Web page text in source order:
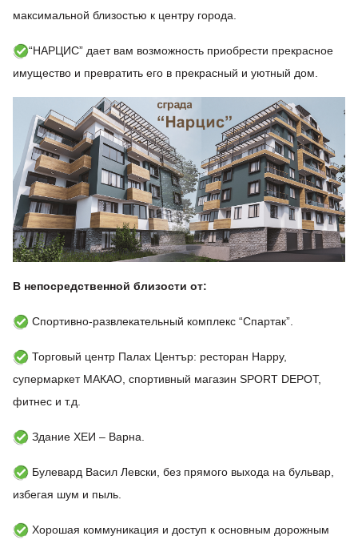
максимальной близостью к центру города.
“НАРЦИС” дает вам возможность приобрести прекрасное
имущество и превратить его в прекрасный и уютный дом.
В непосредственной близости от:
Спортивно-развлекательный комплекс “Спартак”.
Торговый центр Палах Център: ресторан Happy,
супермаркет МАКАО, спортивный магазин SPORT DEPOT,
фитнес и т.д.
Здание ХЕИ – Варна.
Булевард Васил Левски, без прямого выхода на бульвар,
избегая шум и пыль.
Хорошая коммуникация и доступ к основным дорожным